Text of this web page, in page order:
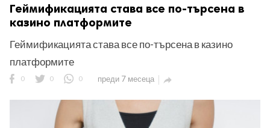
Геймификацията става все по-търсена в
казино платформите
Геймификацията става все по-търсена в казино
платформите
0 0 0 преди 7 месеца 